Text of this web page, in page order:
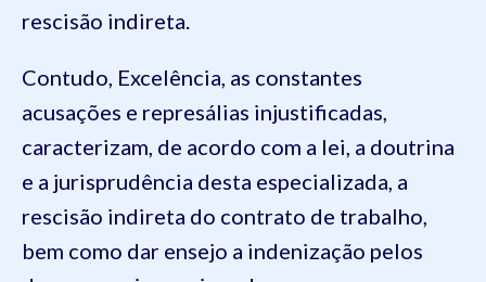
rescisão indireta.
Contudo, Excelência, as constantes
acusações e represálias injustificadas,
caracterizam, de acordo com a lei, a doutrina
e a jurisprudência desta especializada, a
rescisão indireta do contrato de trabalho,
bem como dar ensejo a indenização pelos